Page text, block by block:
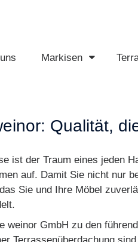
Markisen
Qualität,
ist der Traum eines jeden
auf. Damit Sie nicht nur
Sie und Ihre Möbel
weinor GmbH zu den